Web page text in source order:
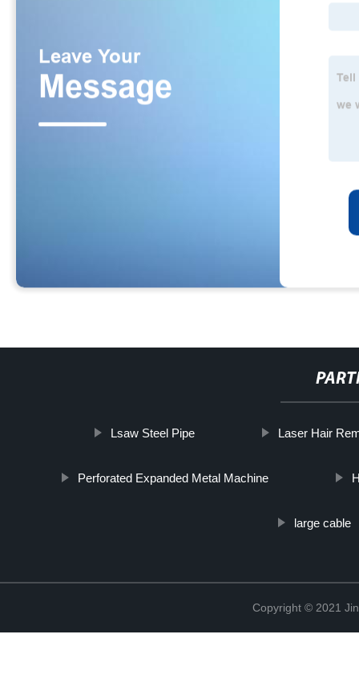
Lsaw Steel Pipe Laser Hair
Perforated Expanded Metal Machine
large cable
Copyright © 2021